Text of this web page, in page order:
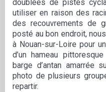
doublées de pistes
utiliser en raison des
des recouvrements de
posté au bon endroit,
à Nouan-sur-Loire pour
d’un hameau
barge d’antan amarrée
photo de plusieurs
repartir.